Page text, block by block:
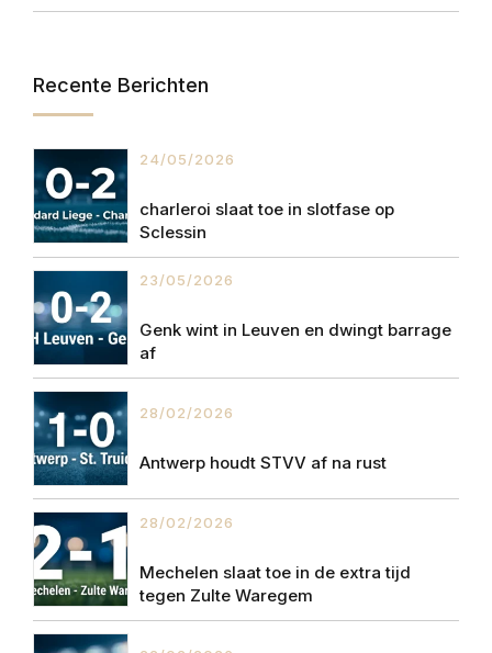
Recente Berichten
24/05/2026
charleroi slaat toe in slotfase op
Sclessin
23/05/2026
Genk wint in Leuven en dwingt barrage
af
28/02/2026
Antwerp houdt STVV af na rust
28/02/2026
Mechelen slaat toe in de extra tijd
tegen Zulte Waregem